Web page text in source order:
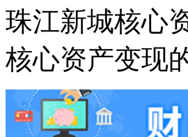
珠江新城核心
核心资产变现